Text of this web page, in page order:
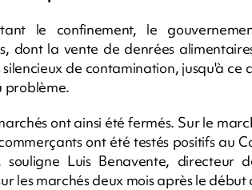
le confinement, le
dont la vente de denrées
silencieux de contamination, jusqu'à
problème.
ont ainsi été fermés. Sur le
ont été testés positifs au
souligne Luis Benavente,
les marchés deux mois après le